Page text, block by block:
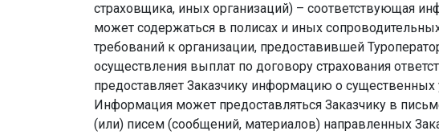
страховщика, иных организаций) – соответствующая
может содержаться в полисах и иных
требований к организации, предоставившей
осуществления выплат по договору страхования
предоставляет Заказчику информацию о
Информация может предоставляться Заказчику в
(или) писем (сообщений, материалов) направленных